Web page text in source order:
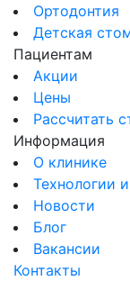
Ортодонтия
Детская
Пациентам
Акции
Цены
Рассчитать
Информация
О клинике
Технологии
Новости
Блог
Вакансии
Контакты